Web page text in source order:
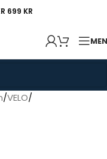
699 KR
VELO